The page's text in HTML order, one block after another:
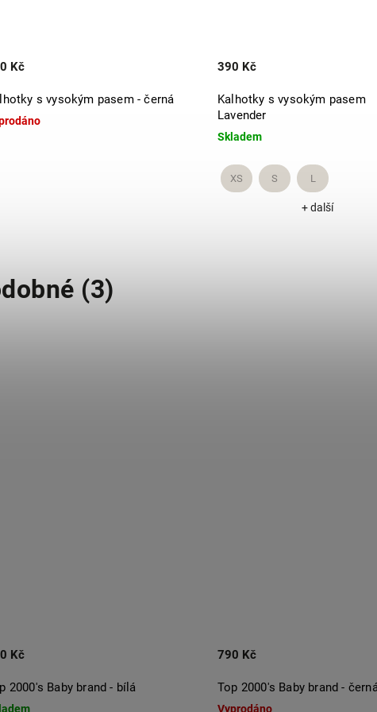
s vysokým pasem - černá
Kč
Kalhotky s vysokým pasem
Lavender
Skladem
390 Kč
XS S L
+ další
(3)
2000's Baby brand - bílá
Kč
Top 2000's Baby brand -
Vyprodáno
790 Kč